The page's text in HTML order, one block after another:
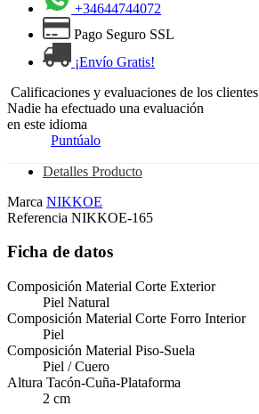
+34644744072
Pago Seguro SSL
¡Envío Gratis!
Calificaciones y evaluaciones de los clientes
Nadie ha efectuado una evaluación
en este idioma
Puntúalo
Detalles Producto
Marca NIKKOE
Referencia NIKKOE-165
Ficha de datos
Composición Material Corte Exterior
Piel Natural
Composición Material Corte Forro Interior
Piel
Composición Material Piso-Suela
Piel / Cuero
Altura Tacón-Cuña-Plataforma
2 cm